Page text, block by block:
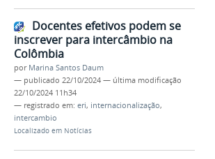
Docentes efetivos podem se
inscrever para intercâmbio na
Colômbia
por Marina Santos Daum
— publicado 22/10/2024 — última modificação
22/10/2024 11h34
— registrado em: eri, internacionalização,
intercambio
Localizado em Notícias